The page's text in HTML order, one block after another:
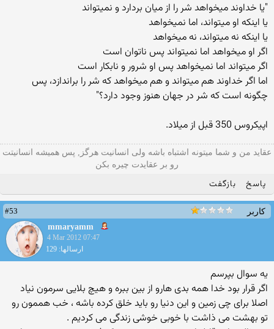
"یا خداوند میخواهد شر را از میان بردارد و نمیتواند
یا اینکه او میتواند، اما نمیخواهد
یا اینکه نه میتواند، نه میخواهد
اگر او میخواهد اما نمیتواند پس ناتوان است
اگر میتواند اما نمیخواهد پس او شرور و نابکار است
اما اگر خداوند هم میتواند و هم میخواهد که شر را براندازد، پس
چگونه است که شر در جهان هنوز وجود دارد؟"
اپیکروس 350 قبل از میلاد.
عقاید من و شما میتونه اشتباه باشه ولی انسانیت هرگز, پس همیشه انسانیتت
رو بر عقایدت چیره بکن
پاسخ بازگفت
کاربر
#53
mmaryamm
4 Mar 2012 07:47
ارسالها: 129
یه سوال بپرسم
اگر قرار بود خدا همه بدی هارو از بین ببره و هیچ بلایی سرمون نیاد
اصلا برای چی زمین و این دنیا رو باید خلق کرده باشه ، خب هممون رو
تو بهشت می ذاشت با خوبی خوشی زندگی می کردیم .